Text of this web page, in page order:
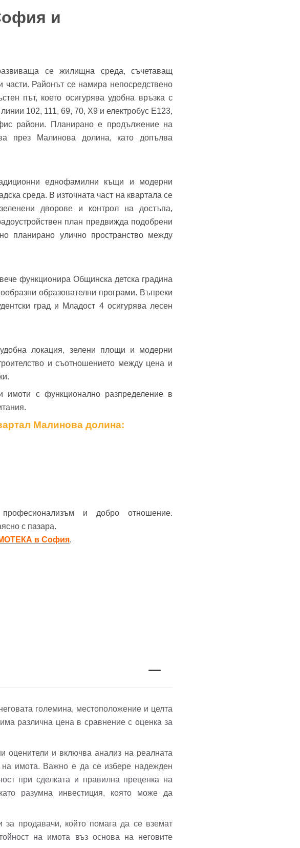
Вход с Facebook
и
се жилищна среда, съчетаващ
части. Районът се намира непосредствено
път, което осигурява удобна връзка с
102, 111, 69, 70, Х9 и електробус E123,
райони. Планирано е продължение на
през Малинова долина, като допълва
еднофамилни къщи и модерни
среда. В източната част на квартала се
дворове и контрол на достъпа,
план предвижда подобрени
планирано улично пространство между
функционира Общинска детска градина
образователни програми. Въпреки
град и Младост 4 осигурява лесен
локация, зелени площи и модерни
и съотношението между цена и
с функционално разпределение в
Малинова долина:
и добро отношение.
с пазара.
в София.
големина, местоположение и целта
различна цена в сравнение с оценка за
оценители и включва анализ на реалната
на имота. Важно е да се избере надежден
при сделката и правилна преценка на
разумна инвестиция, която може да
за продавачи, който помага да се вземат
на имота въз основа на неговите
Ще